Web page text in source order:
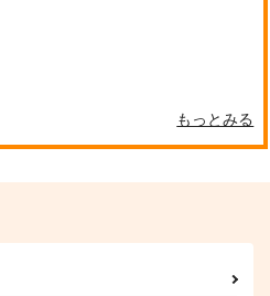
もっとみる